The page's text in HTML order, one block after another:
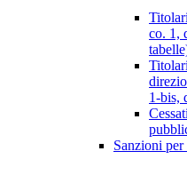
co. 1,
1-bis,
Sanzioni